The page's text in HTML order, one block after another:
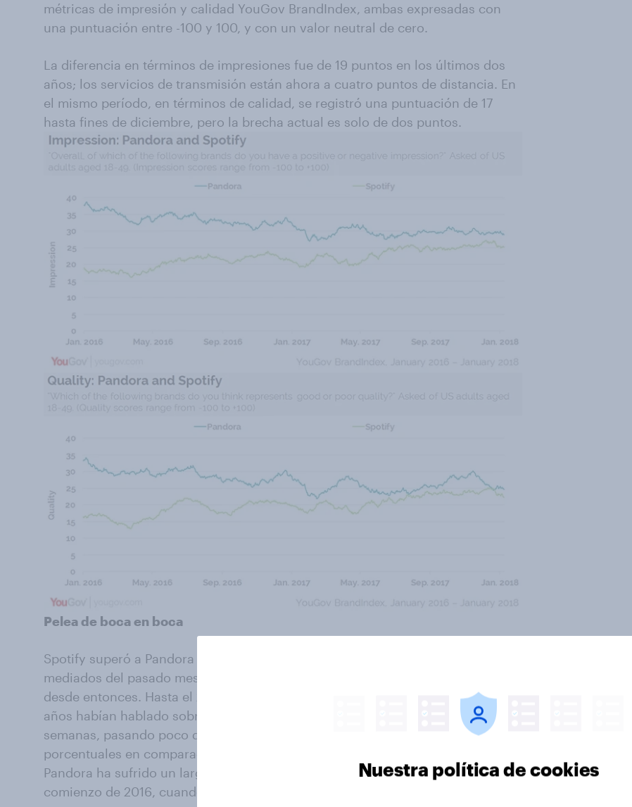
métricas de impresión y calidad YouGov BrandIndex, ambas expresadas con
una puntuación entre -100 y 100, y con un valor neutral de cero.
La diferencia en términos de impresiones fue de 19 puntos en los últimos dos
años; los servicios de transmisión están ahora a cuatro puntos de distancia. En
el mismo período, en términos de calidad, se registró una puntuación de 17
hasta fines de diciembre, pero la brecha actual es solo de dos puntos.
Pelea de boca en boca
Spotify superó a Pandora en la medida de Word of Mouth, de boca en boca, a
mediados del pasado mes de mayo, aunque ha tenido problemas para mejorar
desde entonces. Hasta el 25 de junio, el 18% de los adultos de entre 18 y 49
años habían hablado sobre Spotify con parientes y amigos en las últimas dos
semanas, pasando poco después al 15%. Una brecha de solo dos puntos
porcentuales en comparación con la posición actual de Pandora, en 13%.
Pandora ha sufrido un largo declive en términos de boca a boca desde el
comienzo de 2016, cuando se situó en el 21%.
Nuestra política de cookies